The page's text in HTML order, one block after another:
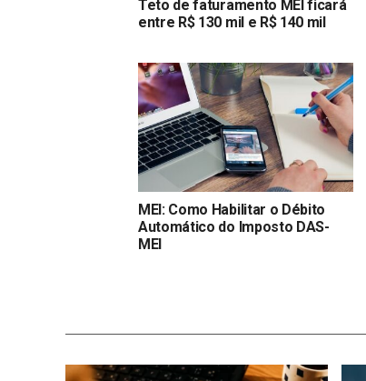
Teto de faturamento MEI ficará
entre R$ 130 mil e R$ 140 mil
MEI: Como Habilitar o Débito
Automático do Imposto DAS-
MEI